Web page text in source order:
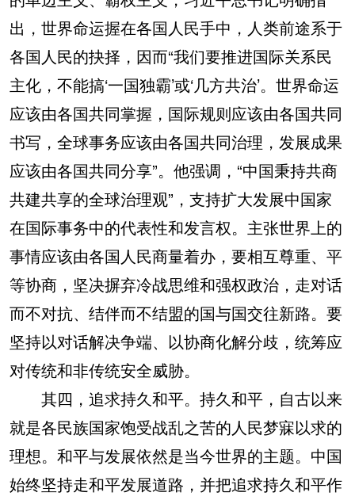
出，世界命运握在各国人民手中，人类前途系于
各国人民的抉择，因而“我们要推进国际关系民
主化，不能搞‘一国独霸’或‘几方共治’。世界命运
应该由各国共同掌握，国际规则应该由各国共同
书写，全球事务应该由各国共同治理，发展成果
应该由各国共同分享”。他强调，“中国秉持共商
共建共享的全球治理观”，支持扩大发展中国家
在国际事务中的代表性和发言权。主张世界上的
事情应该由各国人民商量着办，要相互尊重、平
等协商，坚决摒弃冷战思维和强权政治，走对话
而不对抗、结伴而不结盟的国与国交往新路。要
坚持以对话解决争端、以协商化解分歧，统筹应
对传统和非传统安全威胁。
其四，追求持久和平。持久和平，自古以来
就是各民族国家饱受战乱之苦的人民梦寐以求的
理想。和平与发展依然是当今世界的主题。中国
始终坚持走和平发展道路，并把追求持久和平作